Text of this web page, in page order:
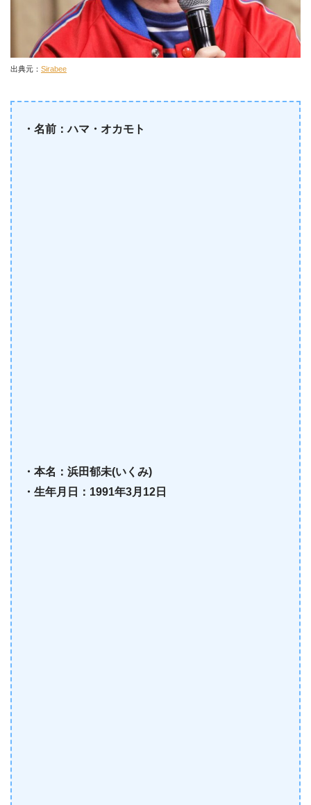
出典元： Sirabee
・名前：ハマ・オカモト
・本名：浜田郁未(いくみ)
・生年月日：1991年3月12日